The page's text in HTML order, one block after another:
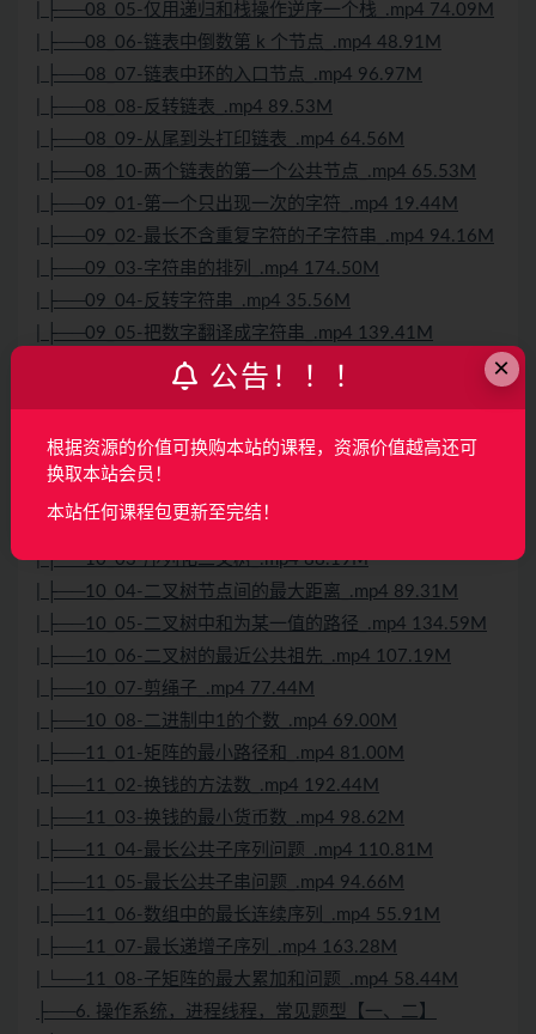
| ├──08_05-仅用递归和栈操作逆序一个栈_.mp4 74.09M
| ├──08_06-链表中倒数第 k 个节点_.mp4 48.91M
| ├──08_07-链表中环的入口节点_.mp4 96.97M
| ├──08_08-反转链表_.mp4 89.53M
| ├──08_09-从尾到头打印链表_.mp4 64.56M
| ├──08_10-两个链表的第一个公共节点_.mp4 65.53M
| ├──09_01-第一个只出现一次的字符_.mp4 19.44M
| ├──09_02-最长不含重复字符的子字符串_.mp4 94.16M
| ├──09_03-字符串的排列_.mp4 174.50M
| ├──09_04-反转字符串_.mp4 35.56M
| ├──09_05-把数字翻译成字符串_.mp4 139.41M
| ├──09_06-重建二叉树_.mp4 106.22M
| ├──09_09-二叉树展开为链表_.mp4 112.97M
| ├──10_03-序列化二叉树_.mp4 88.19M
| ├──10_04-二叉树节点间的最大距离_.mp4 89.31M
| ├──10_05-二叉树中和为某一值的路径_.mp4 134.59M
| ├──10_06-二叉树的最近公共祖先_.mp4 107.19M
| ├──10_07-剪绳子_.mp4 77.44M
| ├──10_08-二进制中1的个数_.mp4 69.00M
| ├──11_01-矩阵的最小路径和_.mp4 81.00M
| ├──11_02-换钱的方法数_.mp4 192.44M
| ├──11_03-换钱的最小货币数_.mp4 98.62M
| ├──11_04-最长公共子序列问题_.mp4 110.81M
| ├──11_05-最长公共子串问题_.mp4 94.66M
| ├──11_06-数组中的最长连续序列_.mp4 55.91M
| ├──11_07-最长递增子序列_.mp4 163.28M
| └──11_08-子矩阵的最大累加和问题_.mp4 58.44M
├──6. 操作系统，进程线程，常见题型【一、二】
×
公告！！！
根据资源的价值可换购本站的课程，资源价值越高还可
换取本站会员！
本站任何课程包更新至完结！